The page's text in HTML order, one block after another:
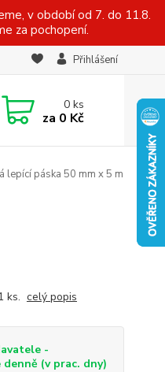
v období od 7. do 11.8.
za pochopení.
Přihlášení
0ks
za 0 Kč
lepící páska 50 mm x 5 m
ks. celý popis
-
(v prac. dny)